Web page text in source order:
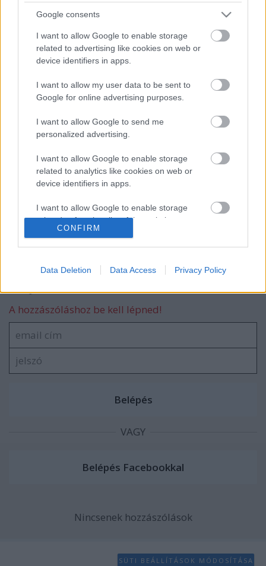
Google consents
I want to allow Google to enable storage
related to advertising like cookies on web or
device identifiers in apps.
I want to allow my user data to be sent to
Google for online advertising purposes.
I want to allow Google to send me
personalized advertising.
I want to allow Google to enable storage
related to analytics like cookies on web or
device identifiers in apps.
I want to allow Google to enable storage
related to functionality of the website or app.
related to security, including authentication
functionality and fraud prevention, and other
CONFIRM
Data Deletion Data Access Privacy Policy
Szinkronhangok: Szeretünk, doki! (Doctor
Doctor)
Vidéki hentesről készítheti legújabb
sorozatát az RTL Magyarország
Több változás is lesz az egyik hazai
kábeladó esti kínálatában
blog.hu facebook
A hozzászóláshoz be kell lépned!
VAGY
Nincsenek hozzászólások
SÜTI BEÁLLÍTÁSOK MÓDOSÍTÁSA